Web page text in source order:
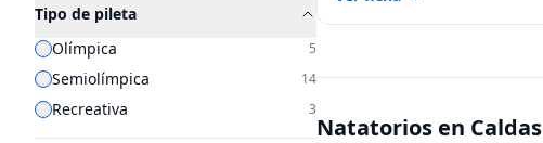
Tipo de pileta
Olímpica
5
Semiolímpica 14
Recreativa 3
Natatorios en Caldas